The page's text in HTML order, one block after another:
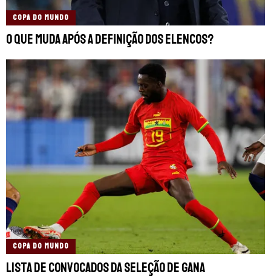
COPA DO MUNDO
O que muda após a definição dos elencos?
COPA DO MUNDO
Lista de convocados da Seleção de Gana